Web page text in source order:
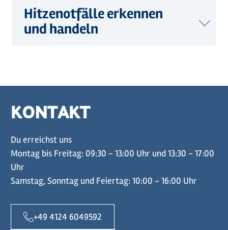
Hitzenotfälle erkennen
und handeln
KONTAKT
Du erreichst uns
Montag bis Freitag: 09:30 - 13:00 Uhr und 13:30 - 17:00
Uhr
Samstag, Sonntag und Feiertag: 10:00 - 16:00 Uhr
+49 4124 6049592